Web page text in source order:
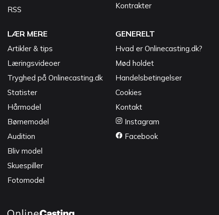
RSS
Kontrakter
LÆR MERE
Artikler & tips
Læringsvideoer
Tryghed på Onlinecasting.dk
Statister
Hårmodel
Børnemodel
Audition
Bliv model
Skuespiller
Fotomodel
GENERELT
Hvad er Onlinecasting.dk?
Mød holdet
Handelsbetingelser
Cookies
Kontakt
Instagram
Facebook